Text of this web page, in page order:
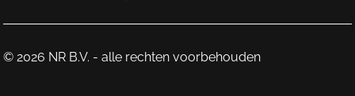
© 2026 NR B.V. - alle rechten voorbehouden